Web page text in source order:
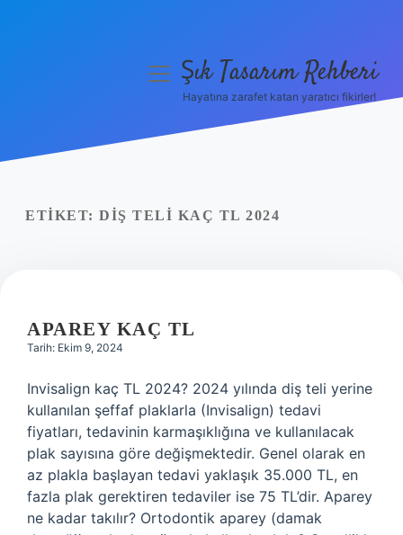
Yasal Uyarı
menüyüŞık Tasarım Rehberi
Hayatına zarafet katan yaratıcı fikirler!
ETIKET: DIŞ TELI KAÇ TL 2024
APAREY KAÇ TL
Tarih: Ekim 9, 2024
Invisalign kaç TL 2024? 2024 yılında diş teli yerine
kullanılan şeffaf plaklarla (Invisalign) tedavi
fiyatları, tedavinin karmaşıklığına ve kullanılacak
plak sayısına göre değişmektedir. Genel olarak en
az plakla başlayan tedavi yaklaşık 35.000 TL, en
fazla plak gerektiren tedaviler ise 75 TL’dir. Aparey
ne kadar takılır? Ortodontik aparey (damak